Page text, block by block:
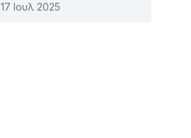
17 Ιουλ 2025